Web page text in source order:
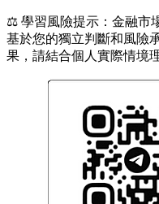
⚖️ 學習風險提示：金融市
基於您的獨立判斷和風險
果，請結合個人實際情境